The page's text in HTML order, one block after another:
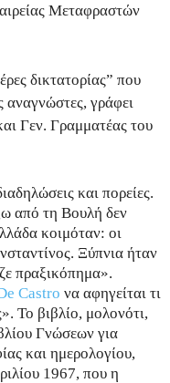
Μεταφραστών
δικτατορίας” που
αναγνώστες, γράφει
Γεν. Γραμματέας του
και πορείες.
από τη Βουλή δεν
κοιμόταν: οι
Ξύπνια ήταν
πραξικόπημα».
Castro να αφηγείται τι
Το βιβλίο, μολονότι,
Γνώσεων για
και ημερολογίου,
1967, που η